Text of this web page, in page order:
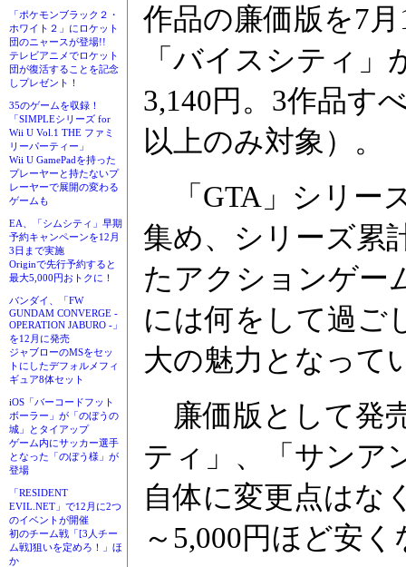
「ポケモンブラック２・
ホワイト２」にロケット
団のニャースが登場!!
テレビアニメでロケット
団が復活することを記念
しプレゼント！
35のゲームを収録！
「SIMPLEシリーズ for
Wii U Vol.1 THE ファミ
リーパーティー」
Wii U GamePadを持った
プレーヤーと持たないプ
レーヤーで展開の変わる
ゲームも
EA、「シムシティ」早期
予約キャンペーンを12月
3日まで実施
Originで先行予約すると
最大5,000円おトクに！
バンダイ、「FW
GUNDAM CONVERGE -
OPERATION JABURO -」
を12月に発売
ジャブローのMSをセッ
トにしたデフォルメフィ
ギュア8体セット
iOS「バーコードフット
ボーラー」が「のぼうの
城」とタイアップ
ゲーム内にサッカー選手
となった「のぼう様」が
登場
「RESIDENT
EVIL.NET」で12月に2つ
のイベントが開催
初のチーム戦「[3人チー
ム戦]狙いを定めろ！」ほ
か
作品の廉価版を7
「バイスシティ
3,140円。3作品す
以上のみ対象）。
「GTA」シリー
集め、シリーズ累
たアクションゲー
には何をして過ご
大の魅力となって
廉価版として発
ティ」、「サンア
自体に変更点はな
～5,000円ほど安